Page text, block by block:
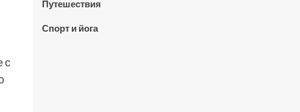
с
Путешествия
Спорт и йога